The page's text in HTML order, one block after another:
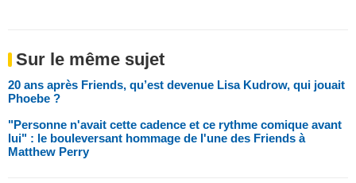
Sur le même sujet
20 ans après Friends, qu’est devenue Lisa Kudrow, qui jouait
Phoebe ?
"Personne n'avait cette cadence et ce rythme comique avant
lui" : le bouleversant hommage de l'une des Friends à
Matthew Perry